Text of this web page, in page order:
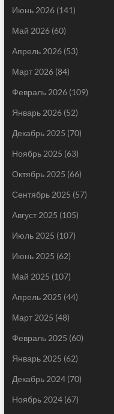
Июнь 2026(141)
Май 2026(60)
Апрель 2026(53)
Март 2026(84)
Февраль 2026(109)
Январь 2026(52)
Декабрь 2025 (70)
Ноябрь 2025 (63)
Октябрь 2025 (66)
Сентябрь 2025 (57)
Август 2025 (105)
Июль 2025 (107)
Июнь 2025 (62)
Май 2025 (107)
Апрель 2025 (44)
Март 2025 (48)
Февраль 2025 (60)
Январь 2025 (62)
Декабрь 2024(70)
Ноябрь 2024(67)